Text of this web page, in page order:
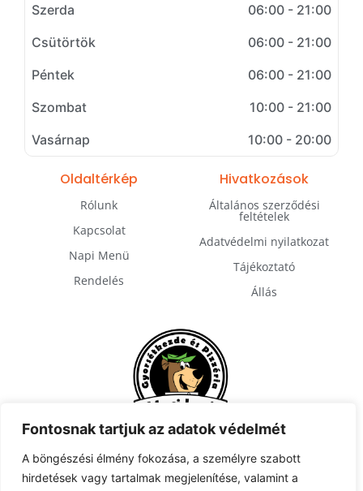
Fontosnak tartjuk az adatok védelmét
A böngészési élmény fokozása, a személyre szabott
hirdetések vagy tartalmak megjelenítése, valamint a
Szerda
06:00 - 21:00
Csütörtök
06:00 - 21:00
Péntek
06:00 - 21:00
Szombat
10:00 - 21:00
Vasárnap
10:00 - 20:00
Oldaltérkép
Rólunk
Kapcsolat
Napi Menü
Rendelés
Hivatkozások
Általános szerződési
feltételek
Adatvédelmi nyilatkozat
Tájékoztató
Állás
Feliratkozás